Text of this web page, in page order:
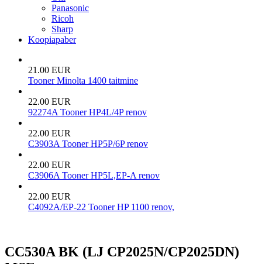
Panasonic
Ricoh
Sharp
Koopiapaber
21.00 EUR
Tooner Minolta 1400 taitmine
22.00 EUR
92274A Tooner HP4L/4P renov
22.00 EUR
C3903A Tooner HP5P/6P renov
22.00 EUR
C3906A Tooner HP5L,EP-A renov
22.00 EUR
C4092A/EP-22 Tooner HP 1100 renov,
CC530A BK (LJ CP2025N/CP2025DN)